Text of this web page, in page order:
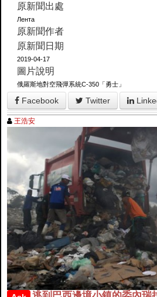
原新聞出處
Лента
原新聞作者
原新聞日期
2019-04-17
圖片說明
俄羅斯地對空飛彈系統C-350「勇士」
Facebook Twitter
王浩安